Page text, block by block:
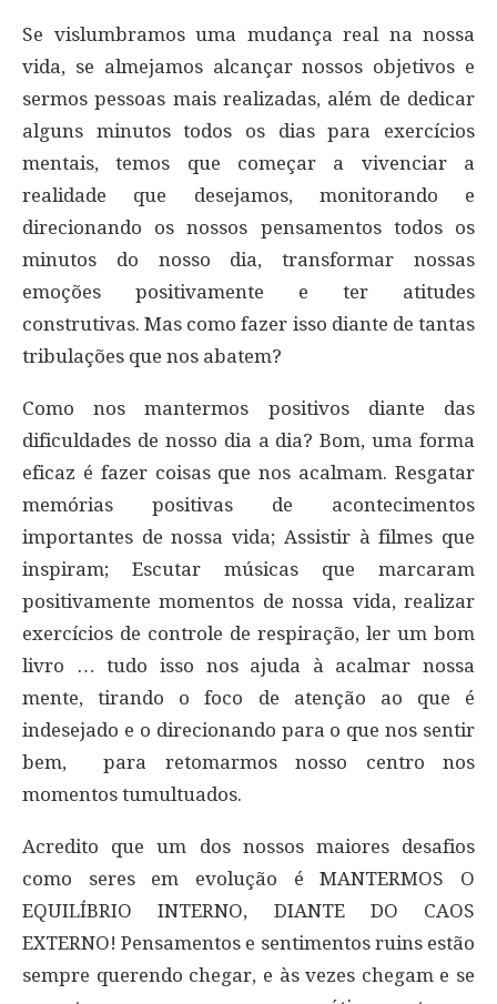
Se vislumbramos uma mudança real na nossa
vida, se almejamos alcançar nossos objetivos e
sermos pessoas mais realizadas, além de dedicar
alguns minutos todos os dias para exercícios
mentais, temos que começar a vivenciar a
realidade que desejamos, monitorando e
direcionando os nossos pensamentos todos os
minutos do nosso dia, transformar nossas
emoções positivamente e ter atitudes
construtivas. Mas como fazer isso diante de tantas
tribulações que nos abatem?
Como nos mantermos positivos diante das
dificuldades de nosso dia a dia? Bom, uma forma
eficaz é fazer coisas que nos acalmam. Resgatar
memórias positivas de acontecimentos
importantes de nossa vida; Assistir à filmes que
inspiram; Escutar músicas que marcaram
positivamente momentos de nossa vida, realizar
exercícios de controle de respiração, ler um bom
livro … tudo isso nos ajuda à acalmar nossa
mente, tirando o foco de atenção ao que é
indesejado e o direcionando para o que nos sentir
bem, para retomarmos nosso centro nos
momentos tumultuados.
Acredito que um dos nossos maiores desafios
como seres em evolução é MANTERMOS O
EQUILÍBRIO INTERNO, DIANTE DO CAOS
EXTERNO! Pensamentos e sentimentos ruins estão
sempre querendo chegar, e às vezes chegam e se